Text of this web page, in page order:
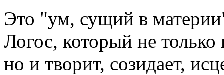
Это "ум, сущий в
Логос, который не только
но и творит, созидает,